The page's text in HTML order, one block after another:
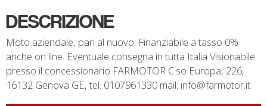
DESCRIZIONE
Moto aziendale, pari al nuovo. Finanziabile a tasso 0%
anche on line. Eventuale consegna in tutta Italia Visionabile
presso il concessionario FARMOTOR C.so Europa, 226,
16132 Genova GE, tel. 0107961330 mail: info@farmotor.it